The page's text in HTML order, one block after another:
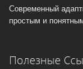
Современный
простым и
Полезные